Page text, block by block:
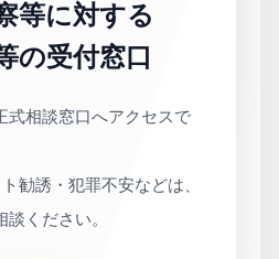
等に対する
の受付窓口
式相談窓口へアクセスで
勧誘・犯罪不安などは、
ください。